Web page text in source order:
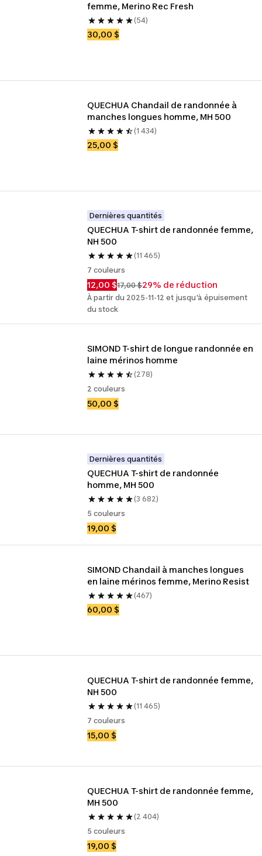
femme, Merino Rec Fresh
(54)
30,00 $
QUECHUA Chandail de randonnée à
manches longues homme, MH 500
(1 434)
25,00 $
Dernières quantités
QUECHUA T-shirt de randonnée femme,
NH 500
(11 465)
7 couleurs
12,00 $17,00 $29% de réduction
À partir du 2025-11-12 et jusqu'à épuisement
du stock
SIMOND T-shirt de longue randonnée en
laine mérinos homme
(278)
2 couleurs
50,00 $
Dernières quantités
QUECHUA T-shirt de randonnée
homme, MH 500
(3 682)
5 couleurs
19,00 $
SIMOND Chandail à manches longues
en laine mérinos femme, Merino Resist
(467)
60,00 $
QUECHUA T-shirt de randonnée femme,
NH 500
(11 465)
7 couleurs
15,00 $
QUECHUA T-shirt de randonnée femme,
MH 500
(2 404)
5 couleurs
19,00 $